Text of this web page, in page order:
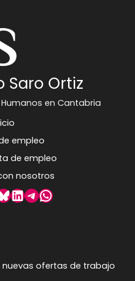
Saro Ortiz
en Cantabria
empleo
de empleo
nosotros
LinkedIn
Telegram
WhatsApp
nuevas ofertas de trabajo